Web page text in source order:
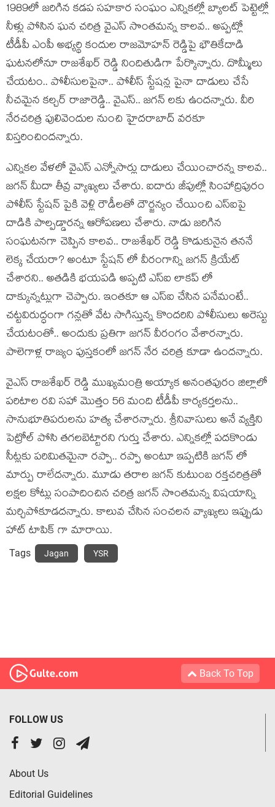
1989లో జ‌రిగిన క‌డ‌ప స‌హ‌కార సంఘం ఎన్నిక‌ల్లో బ్యాల‌ట్ పెట్టెల్లో
నీళ్లు పోసిన ఘ‌న చ‌రిత్ర వైఎస్ సొంత‌మ‌న్న కాల‌వ‌.. అప్ప‌ట్లో
టీడీపీ ఎంపీ అభ్య‌ర్థి కందుల రాజ‌మోహ‌న్ రెడ్డిపై భౌతికేదాడి
ఘ‌ట‌న‌లోనూ రాజ‌శేఖ‌ర్ రెడ్డి నిందితుడిగా పేర్కొన్నారు. దొమ్మీలు
చేయ‌టం.. పోలీసుల‌పైనా.. పోలీస్ స్టేష‌న్ల పైనా దాడులు చేసే
నీచ‌మైన క‌ల్చ‌ర్ రాజారెడ్డి.. వైఎస్.. జ‌గ‌న్ ల‌కు ఉంద‌న్నారు. వీరి
నేర‌చ‌రిత్ర పులివెందుల నుంచి హైద‌రాబాద్ వ‌ర‌కూ
విస్త‌రించింద‌న్నారు.
ఎన్నిక‌ల వేళ‌లో వైఎస్ ఎన్నోసార్లు దాడులు చేయించార‌న్న కాల‌వ‌..
జ‌గ‌న్ మీదా తీవ్ర వ్యాఖ్య‌లు చేశారు. ఐదారు జీపుల్లో సింహాద్రిపురం
పోలీస్ స్టేష‌న్ పైకి వెళ్లి రౌడీల‌తో దౌర్జ‌న్యం చేయించి ఎస్ఐపై
దాడికి పాల్ప‌డ్డార‌న్న ఆరోప‌ణ‌లు చేశారు. నాడు జ‌రిగిన
సంఘ‌ట‌న‌గా చెప్పిన కాల‌వ‌.. రాజ‌శేఖ‌ర్ రెడ్డి కొడుకునైన త‌న‌నే
లెక్క చేయ‌రా? అంటూ స్టేష‌న్ లో వీరంగాన్ని జ‌గ‌న్ క్రియేట్
చేశార‌ని.. అత‌డికి భ‌య‌ప‌డి అప్ప‌టి ఎస్ఐ లాక‌ప్ లో
దాక్కున్న‌ట్లుగా చెప్పారు. ఇంత‌కూ ఆ ఎస్ఐ చేసిన పనేమంటే..
చ‌ట్ట‌విరుద్ధంగా గ‌న్ల‌తో వేట సాగిస్తున్న కొంద‌రిని పోలీసులు అరెస్టు
చేయ‌టంతో.. అందుకు ప్ర‌తిగా జ‌గ‌న్ వీరంగం వేశార‌న్నారు.
పాలెగాళ్ల రాజ్యం పుస్త‌కంలో జ‌గ‌న్ నేర చ‌రిత్ర కూడా ఉంద‌న్నారు.
వైఎస్ రాజశేఖ‌ర్ రెడ్డి ముఖ్యమంత్రి అయ్యాక అనంత‌పురం జిల్లాలో
ప‌రిటాల ర‌వి స‌హా మొత్తం 56 మంది టీడీపీ కార్య‌క‌ర్త‌ల‌ను..
సానుభూతిప‌రుల‌ను హ‌త్య చేశార‌న్నారు. శ్రీనివాసులు అనే వ్య‌క్తిని
పెట్రోల్ పోసి త‌గ‌ల‌బెట్టార‌ని గుర్తు చేశారు. ఎన్నిక‌ల్లో ప‌ద‌కొండు
సీట్ల‌కు ప‌రిమిత‌మైనా ర‌ప్పా.. ర‌ప్పా అంటూ ఇప్ప‌టికి జ‌గ‌న్ లో
మార్పు రాలేద‌న్నారు. మూడు త‌రాల జ‌గ‌న్ కుటుంబ ర‌క్త‌చ‌రిత్ర‌తో
ల‌క్షల కోట్లు సంపాదించిన చ‌రిత్ర జ‌గ‌న్ సొంత‌మ‌న్న విష‌యాన్ని
మ‌ర్చిపోకూడ‌దన్నారు. కాలువ చేసిన సంచ‌ల‌న వ్యాఖ్య‌లు ఇప్పుడు
హాట్ టాపిక్ గా మారాయి.
Tags Jagan YSR
Back To Top
FOLLOW US
About Us
Editorial Guidelines